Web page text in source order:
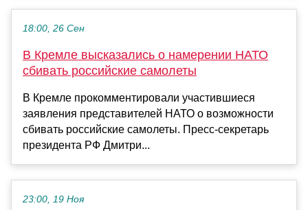
18:00, 26 Сен
В Кремле высказались о намерении НАТО
сбивать российские самолеты
В Кремле прокомментировали участившиеся
заявления представителей НАТО о возможности
сбивать российские самолеты. Пресс-секретарь
президента РФ Дмитри...
23:00, 19 Ноя